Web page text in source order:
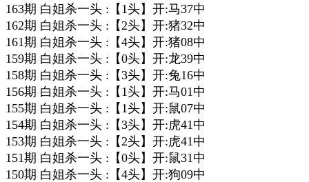
163期 白姐杀一头 :【1头】开:马37中
162期 白姐杀一头 :【2头】开:猪32中
161期 白姐杀一头 :【4头】开:猪08中
159期 白姐杀一头 :【0头】开:龙39中
158期 白姐杀一头 :【3头】开:兔16中
156期 白姐杀一头 :【1头】开:马01中
155期 白姐杀一头 :【1头】开:鼠07中
154期 白姐杀一头 :【3头】开:虎41中
153期 白姐杀一头 :【2头】开:虎41中
151期 白姐杀一头 :【0头】开:鼠31中
150期 白姐杀一头 :【4头】开:狗09中